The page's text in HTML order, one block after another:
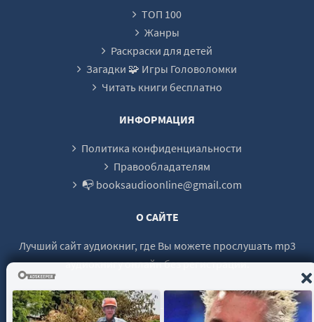
33
34
35
ТОП 100
Жанры
Раскраски для детей
Загадки 🧩 Игры Головоломки
Читать книги бесплатно
ИНФОРМАЦИЯ
Политика конфиденциальности
Правообладателям
📭 booksaudioonline@gmail.com
О САЙТЕ
Лучший сайт аудиокниг, где Вы можете прослушать mp3
аудиокнигу онлайн без регистрации.